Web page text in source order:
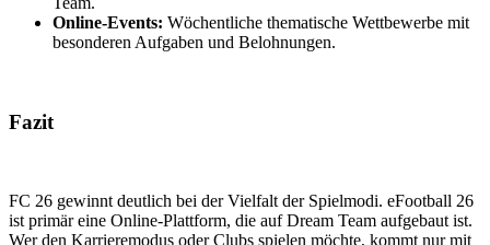
Online-Events: Wöchentliche thematische Wettbewerbe mit
besonderen Aufgaben und Belohnungen.
Fazit
FC 26 gewinnt deutlich bei der Vielfalt der Spielmodi. eFootball 26
ist primär eine Online-Plattform, die auf Dream Team aufgebaut ist.
Wer den Karrieremodus oder Clubs spielen möchte, kommt nur mit